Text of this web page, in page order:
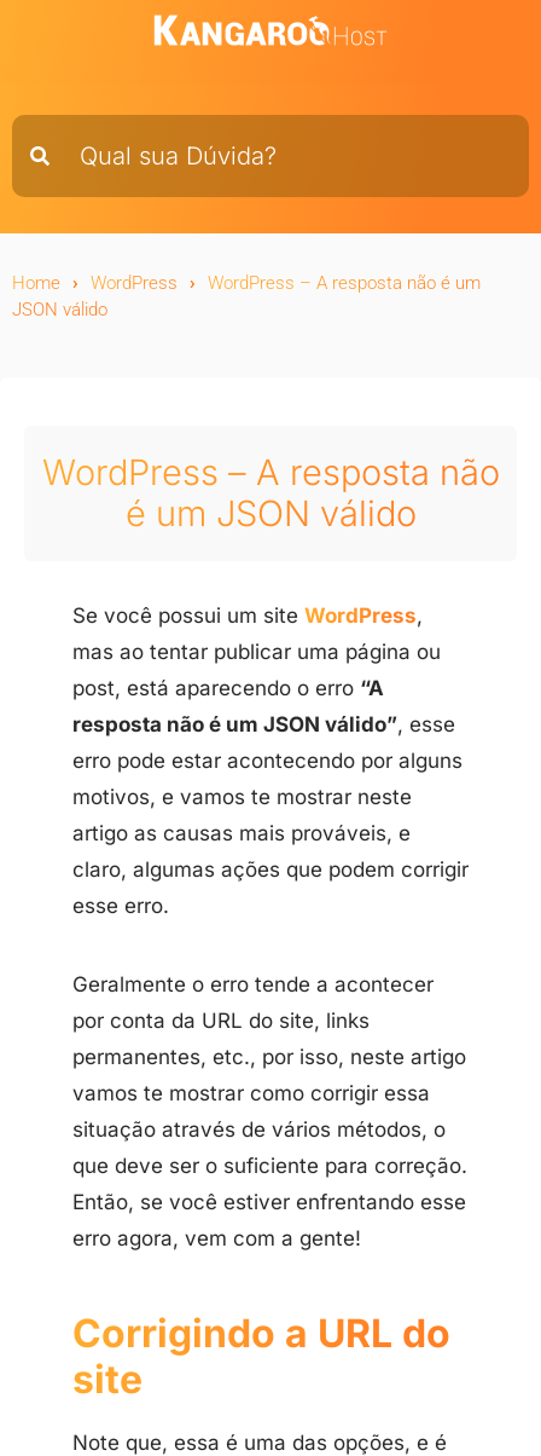
Home WordPress
WordPress – A resposta não é um
JSON válido
WordPress – A resposta não
é um JSON válido
Se você possui um site WordPress,
mas ao tentar publicar uma página ou
post, está aparecendo o erro “A
resposta não é um JSON válido”, esse
erro pode estar acontecendo por alguns
motivos, e vamos te mostrar neste
artigo as causas mais prováveis, e
claro, algumas ações que podem corrigir
esse erro.
Geralmente o erro tende a acontecer
por conta da URL do site, links
permanentes, etc., por isso, neste artigo
vamos te mostrar como corrigir essa
situação através de vários métodos, o
que deve ser o suficiente para correção.
Então, se você estiver enfrentando esse
erro agora, vem com a gente!
Corrigindo a URL do
site
Note que, essa é uma das opções, e é